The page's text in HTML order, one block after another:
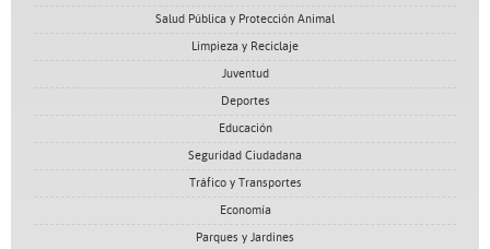
Salud Pública y Protección Animal
Limpieza y Reciclaje
Juventud
Deportes
Educación
Seguridad Ciudadana
Tráfico y Transportes
Economía
Parques y Jardines